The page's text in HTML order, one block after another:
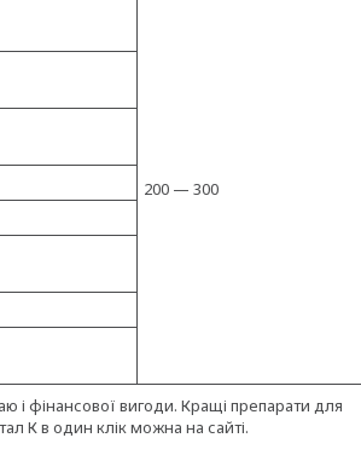
200 — 300
і фінансової вигоди. Кращі препарати для
К в один клік можна на сайті.